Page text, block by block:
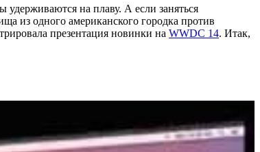
на плаву. А если заняться
из одного американского городка против
презентация новинки на WWDC 14. Итак,